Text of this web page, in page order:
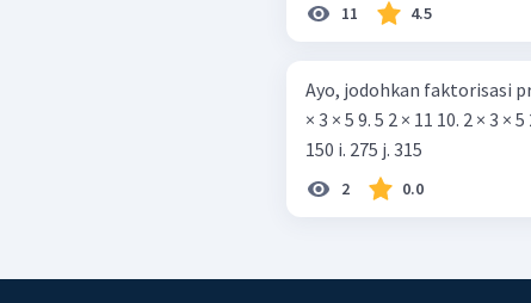
11 4.5
Ayo, jodohkan faktorisasi prima
× 3 × 5 9. 5 2 × 11 10. 2 × 3 × 5 2 a. 22 b. 30 c. 35 d. 54 e. 75 f. 120 g. 147 h.
150 i. 275 j. 315
2 0.0